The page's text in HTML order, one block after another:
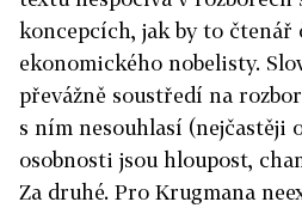
koncepcích, jak by to čtenář
ekonomického nobelisty.
převážně soustředí na
s ním nesouhlasí (nejčastěji
osobnosti jsou hloupost,
Za druhé. Pro Krugmana